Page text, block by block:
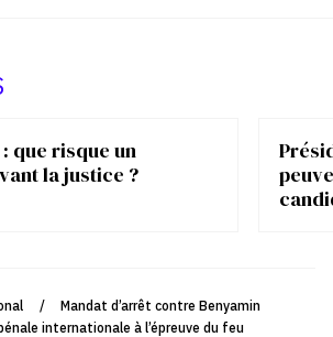
que risque un
la justice ?
/
Mandat d’arrêt contre Benyamin
internationale à l’épreuve du feu